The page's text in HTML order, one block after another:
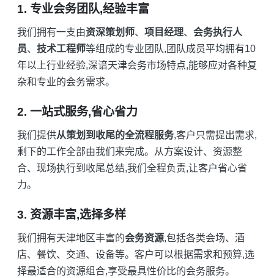
1. 专业会务团队,经验丰富
我们拥有一支由资深策划师、 项目经理、 会务执行人
员、 技术工程师等组成的专业团队,团队成员平均拥有10
年以上行业经验,深谙天津会务市场特点,能够应对各种复
杂和专业的会务需求。
2. 一站式服务,省心省力
我们提供从策划到收尾的全流程服务,客户只需提出需求,
剩下的工作全部由我们来完成。从方案设计、资源整
合、现场执行到收尾总结,我们全程负责,让客户省心省
力。
3. 资源丰富,选择多样
我们拥有天津地区丰富的会务资源,包括各类会场、酒
店、餐饮、交通、设备等。客户可以根据需求和预算,选
择最适合的资源组合,享受最具性价比的会务服务。